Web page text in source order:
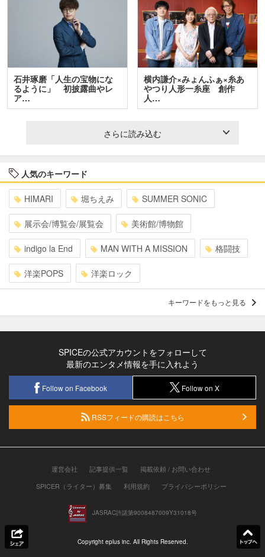
石井琢磨「人生の宝物にな
るように」 初披露曲やレ
ア…
横内謙介×みょんふぁ×糸あ
やつり人形一糸座 創作
人…
さらに読み込む
人気のキーワード
HIMARI 堀ちえみ SUMMER SONIC
展示会/博覧会/展覧会 美術館/博物館
indigo la End MAN WITH A MISSION 格闘技
洋楽POPS 洋楽ロック
キーワードをもっと見る
SPICEの公式アカウントをフォローして
最新のエンタメ情報を手に入れよう
Follow on Facebook Follow on X
RSSフィードの購読はこちら
運営会社 記事提供一覧
掲載依頼 / お問い合わせ
SPICER（ライター）募集
利用規約 プライバシーポリシー
JASRAC許諾第9008487009Y31018号
Copyright eplus inc. All Rights Reserved.